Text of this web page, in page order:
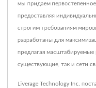
мы придаем первостепенное
предоставляя
строгим требованиям
разработаны для
предлагая
существующие, так и сети
Liverage Technology Inc.